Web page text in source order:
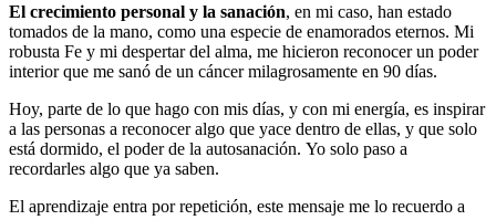
El crecimiento personal y la sanación, en mi caso, han estado
tomados de la mano, como una especie de enamorados eternos. Mi
robusta Fe y mi despertar del alma, me hicieron reconocer un poder
interior que me sanó de un cáncer milagrosamente en 90 días.
Hoy, parte de lo que hago con mis días, y con mi energía, es inspirar
a las personas a reconocer algo que yace dentro de ellas, y que solo
está dormido, el poder de la autosanación. Yo solo paso a
recordarles algo que ya saben.
El aprendizaje entra por repetición, este mensaje me lo recuerdo a